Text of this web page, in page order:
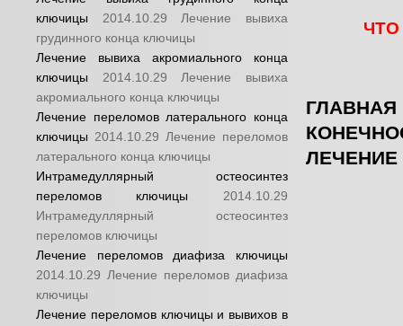
ключицы
2014.10.29
Лечение вывиха
грудинного конца ключицы
Лечение вывиха акромиального конца
ключицы
2014.10.29
Лечение вывиха
акромиального конца ключицы
Лечение переломов латерального конца
ключицы 2014.10.29 Лечение переломов
латерального конца ключицы
Интрамедуллярный остеосинтез
переломов ключицы
2014.10.29
Интрамедуллярный остеосинтез
переломов ключицы
Лечение переломов диафиза ключицы
2014.10.29 Лечение переломов диафиза
ключицы
Лечение переломов ключицы и вывихов в
ГЛАВНАЯ